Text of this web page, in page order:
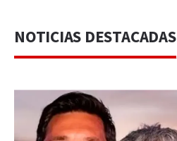
NOTICIAS DESTACADAS